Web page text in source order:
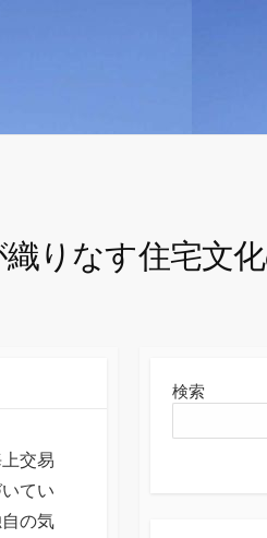
りなす住宅文
交易
てい
の気
検索